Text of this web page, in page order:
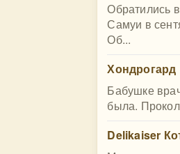
Обратились
Самуи в
Об...
Хондрогард
Бабушке
была.
Delikaiser